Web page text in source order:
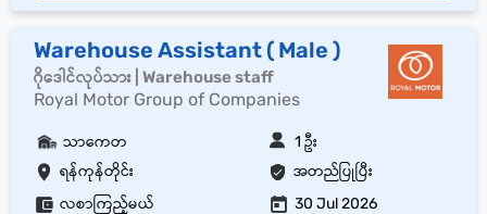
Warehouse Assistant ( Male )
ဂိုဒေါင်လုပ်သား | Warehouse staff
Royal Motor Group of Companies
ရန်ကုန်တိုင်း အတည်ပြုပြီး
သာကေတ 1 ဦး
လစာကြည့်မယ် 30 Jul 2026